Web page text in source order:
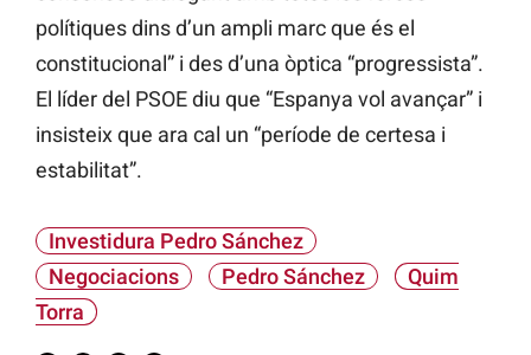
polítiques dins d’un ampli marc que és el
constitucional” i des d’una òptica “progressista”.
El líder del PSOE diu que “Espanya vol avançar” i
insisteix que ara cal un “període de certesa i
estabilitat”.
Investidura Pedro Sánchez
Negociacions
Pedro Sánchez
Quim
Torra